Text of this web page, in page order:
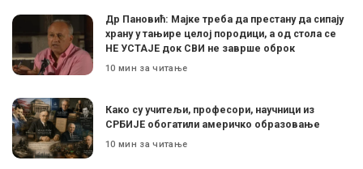
Др Пановић: Мајке треба да престану да сипају
храну у тањире целој породици, а од стола се
НЕ УСТАЈЕ док СВИ не заврше оброк
10 мин за читање
Како су учитељи, професори, научници из
СРБИЈЕ обогатили америчко образовање
10 мин за читање